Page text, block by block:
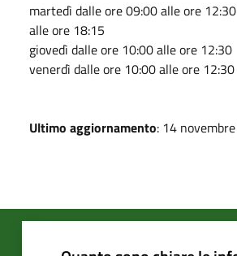
martedì dalle ore 09:00 alle ore
alle ore 18:15
giovedì dalle ore 10:00 alle ore 12:30
venerdì dalle ore 10:00 alle ore 12:30
Ultimo aggiornamento: 14